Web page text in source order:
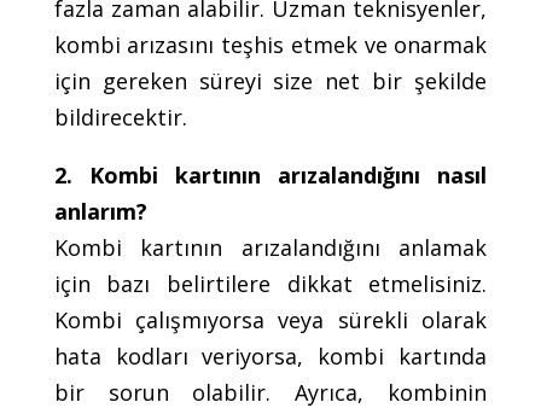
fazla zaman alabilir. Uzman teknisyenler,
kombi arızasını teşhis etmek ve onarmak
için gereken süreyi size net bir şekilde
bildirecektir.
2. Kombi kartının arızalandığını nasıl
anlarım?
Kombi kartının arızalandığını anlamak
için bazı belirtilere dikkat etmelisiniz.
Kombi çalışmıyorsa veya sürekli olarak
hata kodları veriyorsa, kombi kartında
bir sorun olabilir. Ayrıca, kombinin